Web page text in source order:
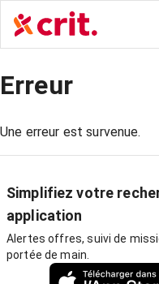
Erreur
Une erreur est survenue.
Simplifiez votre
application
Alertes offres, suivi de
portée de main.